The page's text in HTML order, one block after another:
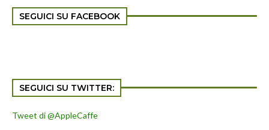
SEGUICI SU FACEBOOK
SEGUICI SU TWITTER:
Tweet di @AppleCaffe